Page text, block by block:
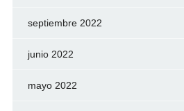
septiembre 2022
junio 2022
mayo 2022